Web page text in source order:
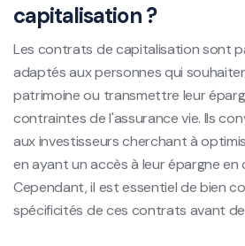
capitalisation ?
Les contrats de capitalisation sont
adaptés aux personnes qui
patrimoine ou transmettre leur
contraintes de l'assurance vie. Ils
aux investisseurs cherchant à
en ayant un accès à leur épargne en
Cependant, il est essentiel de bien
spécificités de ces contrats avant